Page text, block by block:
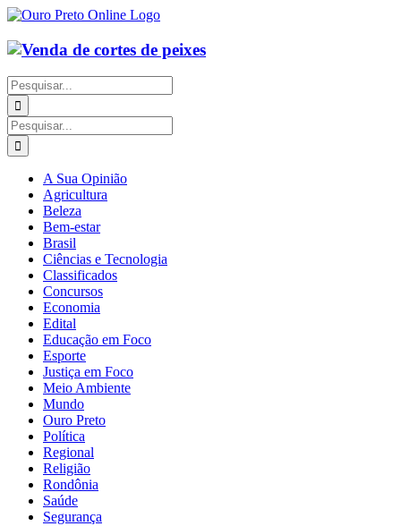
Ir
o
conteúdo
Buscar
resultados
para:
Buscar
resultados
para:
A Sua Opinião
Agricultura
Beleza
Bem-estar
Brasil
Ciências e Tecnologia
Classificados
Concursos
Economia
Edital
Educação em Foco
Esporte
Justiça em Foco
Meio Ambiente
Mundo
Ouro Preto
Política
Regional
Religião
Rondônia
Saúde
Segurança